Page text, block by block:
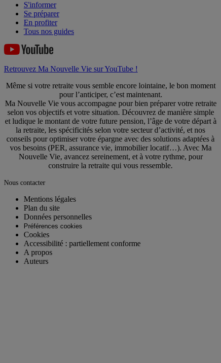
S'informer
Se préparer
En profiter
Tous nos guides
Retrouvez Ma Nouvelle Vie sur YouTube !
Même si votre retraite vous semble encore lointaine, le bon moment
pour l’anticiper, c’est maintenant.
Ma Nouvelle Vie vous accompagne pour bien préparer votre retraite
selon vos objectifs et votre situation. Découvrez de manière simple
et ludique le montant de votre future pension, l’âge de votre départ à
la retraite, les spécificités selon votre secteur d’activité, et nos
conseils pour optimiser votre épargne avec des solutions adaptées à
vos besoins (PER, assurance vie, immobilier locatif…). Avec Ma
Nouvelle Vie, avancez sereinement, et à votre rythme, pour
construire la retraite qui vous ressemble.
Nous contacter
Mentions légales
Plan du site
Données personnelles
Préférences cookies
Cookies
Accessibilité : partiellement conforme
A propos
Auteurs